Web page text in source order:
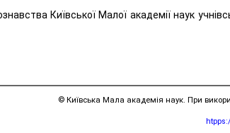
Київської Малої академії наук
© Київська Мала академія наук. При